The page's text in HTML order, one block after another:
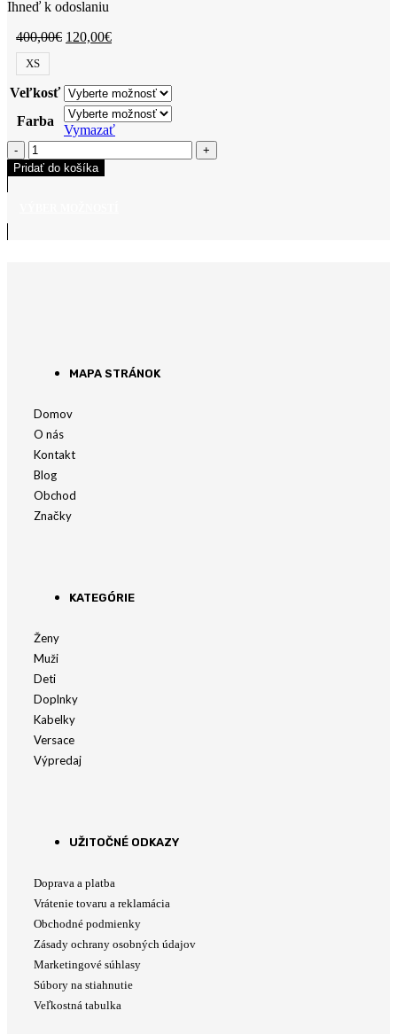
Ihneď k odoslaniu
400,00€ 120,00€
XS
Veľkosť
Farba
Vymazať
Pridať do košíka
MAPA STRÁNOK
Domov
O nás
Kontakt
Blog
Obchod
Značky
KATEGÓRIE
Ženy
Muži
Deti
Doplnky
Kabelky
Versace
Výpredaj
UŽITOČNÉ ODKAZY
Doprava a platba
Vrátenie tovaru a reklamácia
Obchodné podmienky
Zásady ochrany osobných údajov
Marketingové súhlasy
Súbory na stiahnutie
Veľkostná tabulka